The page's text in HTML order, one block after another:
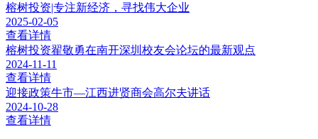
榕树投资|专注新经济，寻找伟大企业
2025-02-05
查看详情
榕树投资翟敬勇在南开深圳校友会论坛的最新观点
2024-11-11
查看详情
迎接政策牛市—江西进贤商会高尔夫讲话
2024-10-28
查看详情